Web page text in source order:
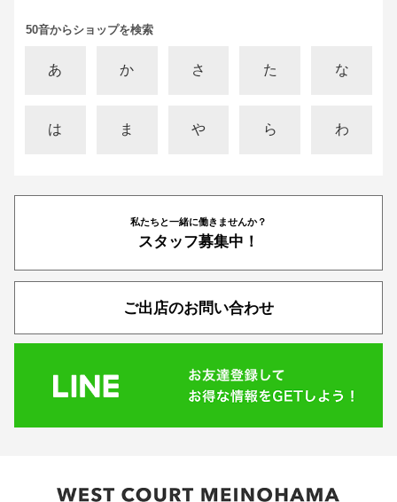
50音からショップを検索
あ か さ た な
は ま や ら わ
私たちと一緒に働きませんか？
スタッフ募集中！
ご出店のお問い合わせ